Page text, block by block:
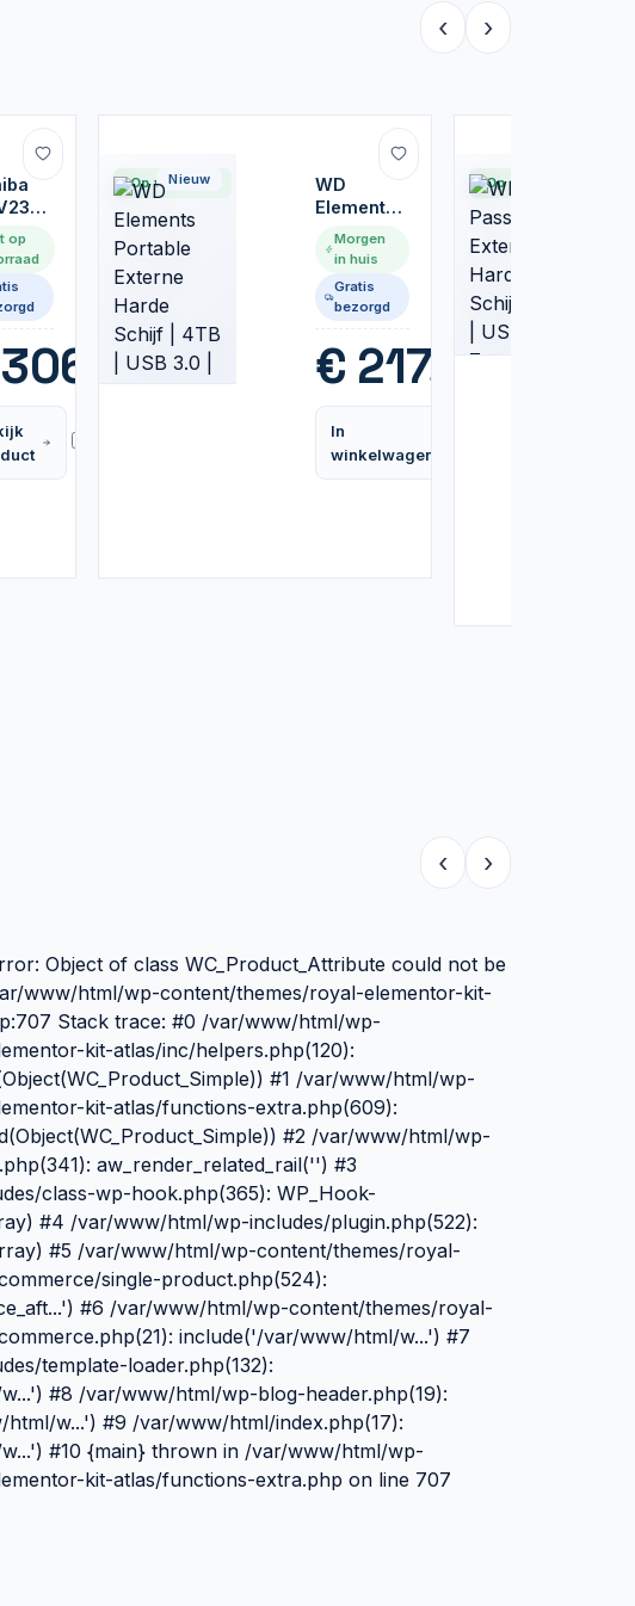
‹ ›
4K
HD
+
|
op
306,99
Op voorraad
Nieuw
WD
Elements
Portable
Externe
Schijf |
4TB | USB
3.0 | Zwart
Morgen
in huis
Gratis
bezorgd
€ 217,99
In
winkelwagen
Op voorraad
‹ ›
Object of class WC_Product_Attribute could not be
www/html/wp-content/themes/royal-elementor-kit-
Stack trace: #0 /var/www/html/wp-
kit-atlas/inc/helpers.php(120):
#1 /var/www/html/wp-
kit-atlas/functions-extra.php(609):
#2 /var/www/html/wp-
aw_render_related_rail('') #3
class-wp-hook.php(365): WP_Hook-
#4 /var/www/html/wp-includes/plugin.php(522):
#5 /var/www/html/wp-content/themes/royal-
single-product.php(524):
#6 /var/www/html/wp-content/themes/royal-
include('/var/www/html/w...') #7
template-loader.php(132):
#8 /var/www/html/wp-blog-header.php(19):
w...') #9 /var/www/html/index.php(17):
#10 {main} thrown in /var/www/html/wp-
kit-atlas/functions-extra.php on line 707